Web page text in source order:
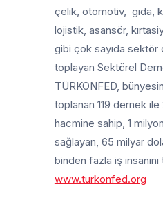
çelik, otomotiv, gıda,
lojistik, asansör,
gibi çok sayıda sektör
toplayan Sektörel
TÜRKONFED,
toplanan 119 dernek
hacmine sahip, 1
sağlayan, 65 milyar
binden fazla iş
www.turkonfed.org